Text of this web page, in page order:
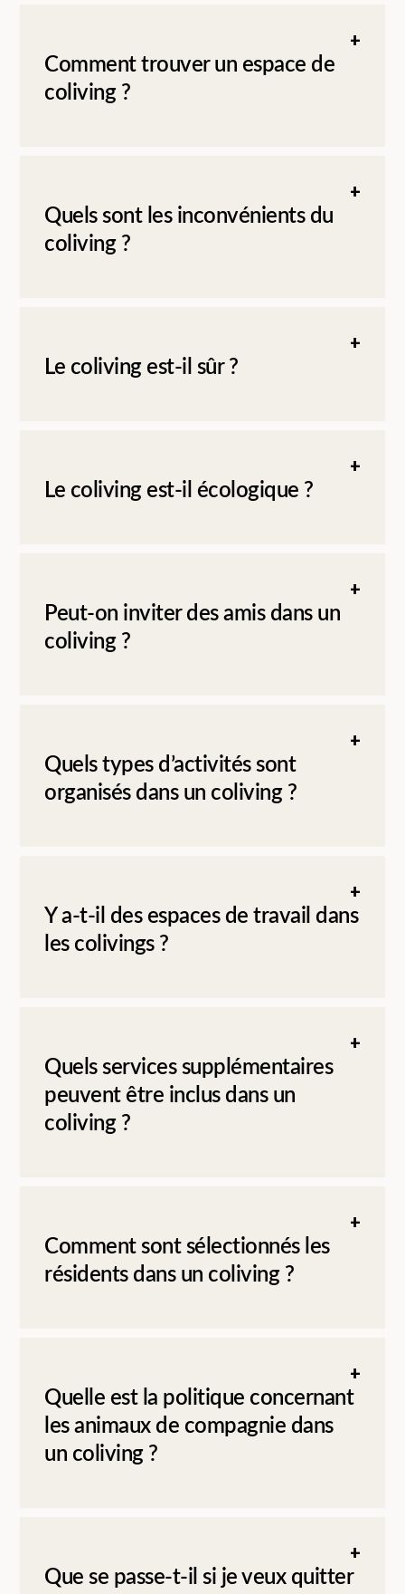
Comment trouver un espace de
coliving ?
Quels sont les inconvénients du
coliving ?
Le coliving est-il sûr ?
Le coliving est-il écologique ?
Peut-on inviter des amis dans un
coliving ?
Quels types d’activités sont
organisés dans un coliving ?
Y a-t-il des espaces de travail dans
les colivings ?
Quels services supplémentaires
peuvent être inclus dans un
coliving ?
Comment sont sélectionnés les
résidents dans un coliving ?
Quelle est la politique concernant
les animaux de compagnie dans
un coliving ?
Que se passe-t-il si je veux quitter